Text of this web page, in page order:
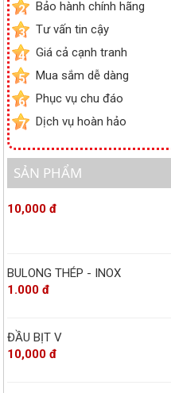
2
Bảo hành chính hãng
3
Tư vấn tin cậy
4
Giá cả cạnh tranh
5
Mua sắm dễ dàng
6
Phục vụ chu đáo
7
Dịch vụ hoàn hảo
SẢN PHẨM
10,000 đ
BULONG THÉP - INOX
1.000 đ
ĐẦU BỊT V
10,000 đ